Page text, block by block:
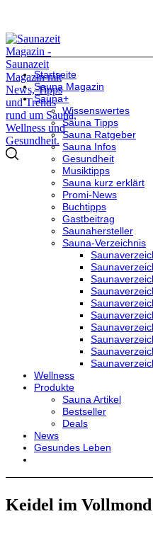
Startseite
Sauna Magazin
Sauna+
Wissenswertes
Sauna Tipps
Sauna Ratgeber
Sauna Infos
Gesundheit
Musiktipps
Sauna kurz erklärt
Promi-News
Buchtipps
Gastbeitrag
Saunahersteller
Sauna-Verzeichnis
Wellness
Produkte
Sauna Artikel
Bestseller
Deals
News
Gesundes Leben
Keidel im Vollmond